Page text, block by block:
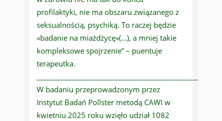
profilaktyki, nie ma obszaru związanego z
seksualnością, psychiką. To raczej będzie
«badanie na miażdżycę»(…), a mniej takie
kompleksowe spojrzenie” – puentuje
terapeutka.
W badaniu przeprowadzonym przez
Instytut Badań Pollster metodą CAWI w
kwietniu 2025 roku wzięło udział 1082